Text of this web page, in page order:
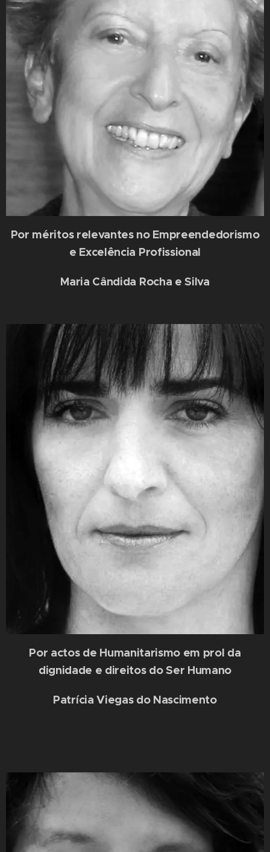
Por méritos relevantes no Empreendedorismo
e Excelência Profissional
Maria Cândida Rocha e Silva
Por actos de Humanitarismo em prol da
dignidade e direitos do Ser Humano
Patrícia Viegas do Nascimento